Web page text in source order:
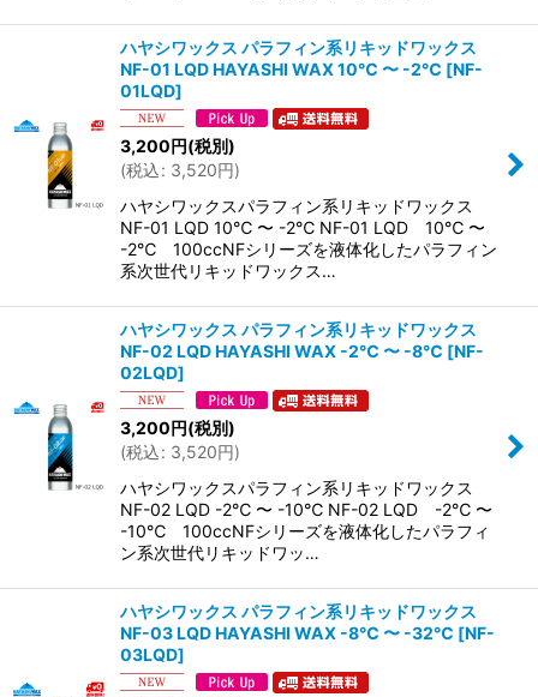
ハヤシワックス パラフィン系リキッドワックス
NF-01 LQD HAYASHI WAX 10℃ 〜 -2℃ [NF-
01LQD]
3,200円(税別)
(税込: 3,520円)
ハヤシワックスパラフィン系リキッドワックス
NF-01 LQD 10℃ 〜 -2℃ NF-01 LQD 10℃ 〜
-2℃ 100ccNFシリーズを液体化したパラフィン
系次世代リキッドワックス…
ハヤシワックス パラフィン系リキッドワックス
NF-02 LQD HAYASHI WAX -2℃ 〜 -8℃ [NF-
02LQD]
3,200円(税別)
(税込: 3,520円)
ハヤシワックスパラフィン系リキッドワックス
NF-02 LQD -2℃ 〜 -10℃ NF-02 LQD -2℃ 〜
-10℃ 100ccNFシリーズを液体化したパラフィ
ン系次世代リキッドワッ…
ハヤシワックス パラフィン系リキッドワックス
NF-03 LQD HAYASHI WAX -8℃ 〜 -32℃ [NF-
03LQD]